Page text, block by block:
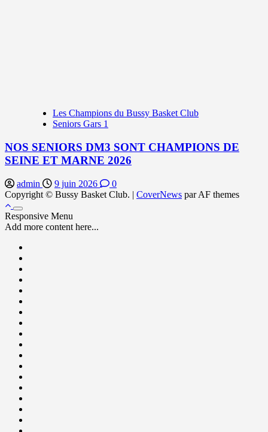
Les Champions du Bussy Basket Club
Seniors Gars 1
NOS SENIORS DM3 SONT CHAMPIONS DE
SEINE ET MARNE 2026
admin 9 juin 2026
0
Copyright © Bussy Basket Club. | CoverNews par AF themes
Responsive Menu
Add more content here...